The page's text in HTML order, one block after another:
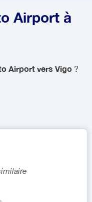
Airport à
Airport vers Vigo ?